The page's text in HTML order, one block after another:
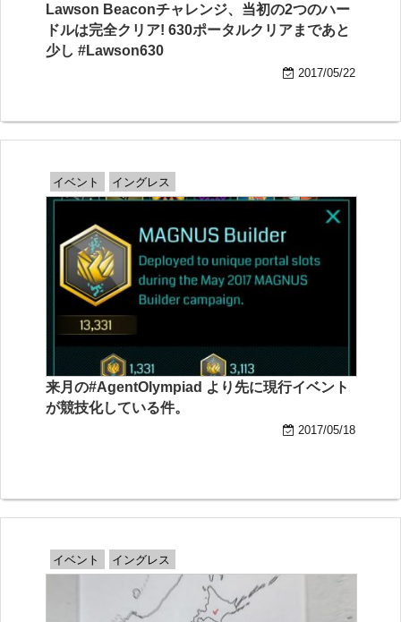
Lawson Beaconチャレンジ、当初の2つのハー
ドルは完全クリア! 630ポータルクリアまであと
少し #Lawson630
2017/05/22
イベント イングレス
来月の#AgentOlympiad より先に現行イベント
が競技化している件。
2017/05/18
イベント イングレス